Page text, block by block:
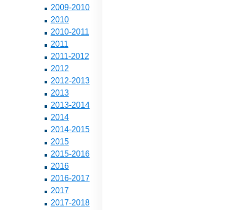
2009-2010
2010
2010-2011
2011
2011-2012
2012
2012-2013
2013
2013-2014
2014
2014-2015
2015
2015-2016
2016
2016-2017
2017
2017-2018